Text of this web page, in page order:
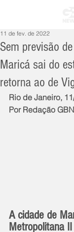
Sem previsão
Maricá sai do
retorna ao de
11 de fev. de 2022
Rio de Janeiro,
Por Redação
A cidade de
Metropolitana